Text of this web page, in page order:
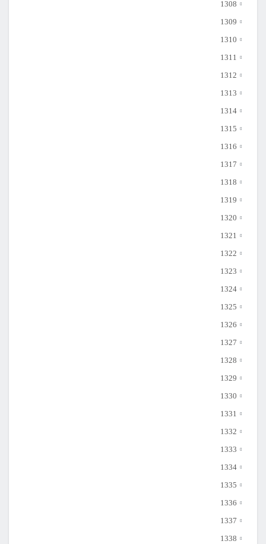
1308
1309
1310
1311
1312
1313
1314
1315
1316
1317
1318
1319
1320
1321
1322
1323
1324
1325
1326
1327
1328
1329
1330
1331
1332
1333
1334
1335
1336
1337
1338